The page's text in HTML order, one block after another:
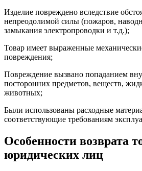
Изделие повреждено вследствие
непреодолимой силы (пожаров,
замыкания электропроводки и т.д.);
Товар имеет выраженные
повреждения;
Повреждение вызвано попаданием
посторонних предметов, веществ,
животных;
Были использованы расходные
соответствующие требованиям
Особенности возврата
юридических лиц